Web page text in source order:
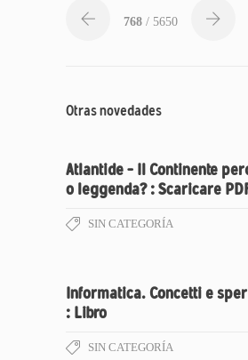
768 / 5650
Otras novedades
Atlantide – Il Continente
o leggenda? : Scaricare
SIN CATEGORÍA
Informatica. Concetti e
: Libro
SIN CATEGORÍA